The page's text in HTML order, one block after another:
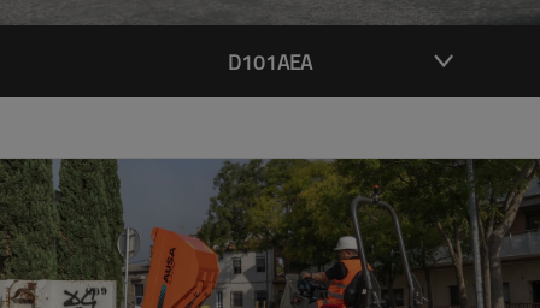
D101AEA